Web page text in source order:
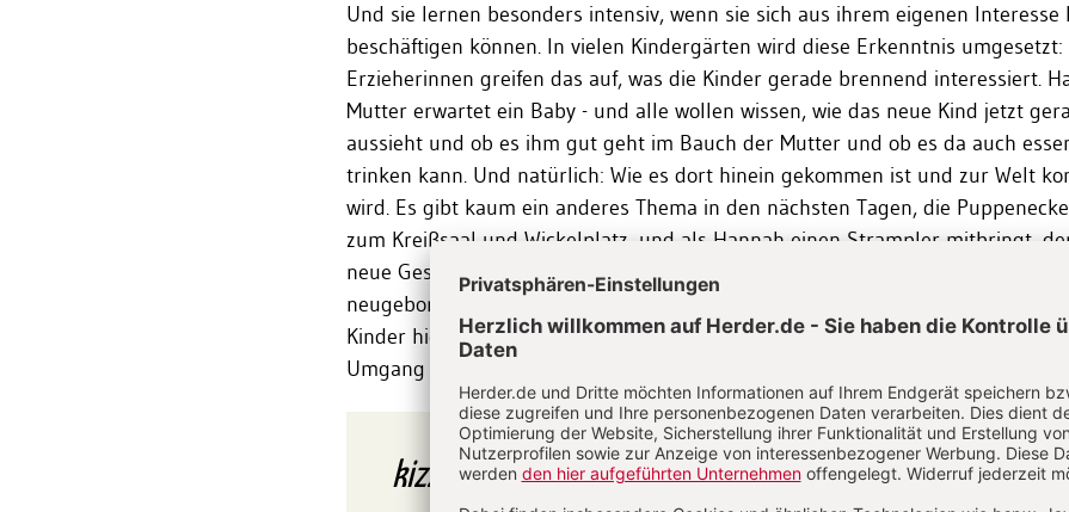
Und sie lernen besonders intensiv, wenn sie sich aus ihrem eigenen Interesse
beschäftigen können. In vielen Kindergärten wird diese Erkenntnis umgesetzt:
Erzieherinnen greifen das auf, was die Kinder gerade brennend interessiert.
Mutter erwartet ein Baby - und alle wollen wissen, wie das neue Kind jetzt
aussieht und ob es ihm gut geht im Bauch der Mutter und ob es da auch
trinken kann. Und natürlich: Wie es dort hinein gekommen ist und zur Welt
wird. Es gibt kaum ein anderes Thema in den nächsten Tagen, die
zum Kreißsaal und Wickelplatz, und als Hannah einen Strampler mitbringt,
neue Geschwisterchen bald tragen wird, staunen die Freunde: So winzig ist ein
neugeborenes Kind! Intensiver als durch jedes Bilderbuch, jeden Film, haben
Kinder hier in spielerischer Form Wissen über biologische Zusammenhänge
Umgang mit einem Baby gesammelt.
kizz Tipp